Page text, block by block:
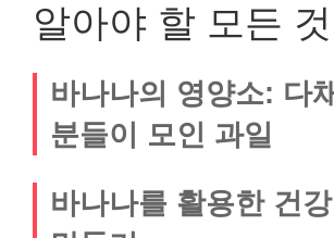
알아야 할 모든 것
바나나의 영양소: 다
분들이 모인 과일
바나나를 활용한 건